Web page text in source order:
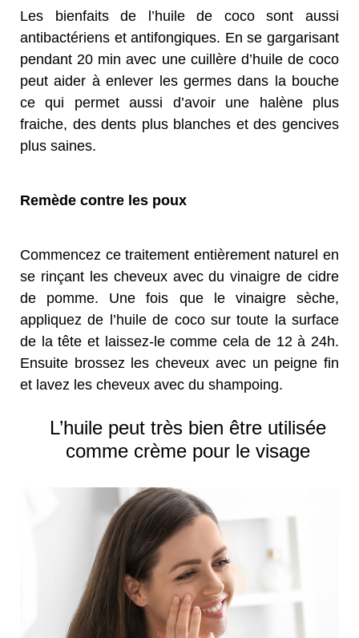
Les bienfaits de l’huile de coco sont aussi
antibactériens et antifongiques. En se gargarisant
pendant 20 min avec une cuillère d’huile de coco
peut aider à enlever les germes dans la bouche
ce qui permet aussi d’avoir une halène plus
fraiche, des dents plus blanches et des gencives
plus saines.
Remède contre les poux
Commencez ce traitement entièrement naturel en
se rinçant les cheveux avec du vinaigre de cidre
de pomme. Une fois que le vinaigre sèche,
appliquez de l’huile de coco sur toute la surface
de la tête et laissez-le comme cela de 12 à 24h.
Ensuite brossez les cheveux avec un peigne fin
et lavez les cheveux avec du shampoing.
L’huile peut très bien être utilisée
comme crème pour le visage